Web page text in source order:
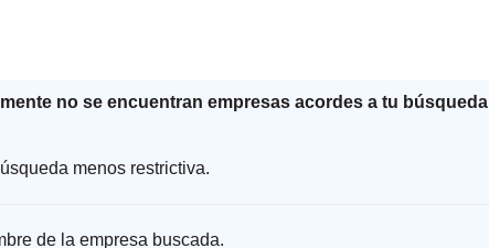
no se encuentran empresas acordes a tu búsqueda
menos restrictiva.
de la empresa buscada.